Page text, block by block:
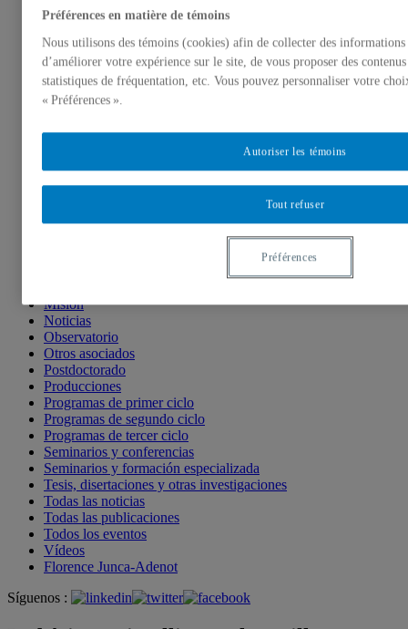
Descripción
Documentos de investigación
Enlaces útiles
Enlaces útiles
Formación colegial
Formación en línea
Frank Hovorka
Inicio
Investigadores
Investigadores
Misión
Noticias
Observatorio
Otros asociados
Postdoctorado
Producciones
Programas de primer ciclo
Programas de segundo ciclo
Programas de tercer ciclo
Seminarios y conferencias
Seminarios y formación especializada
Tesis, disertaciones y otras investigaciones
Todas las noticias
Todas las publicaciones
Todos los eventos
Vídeos
Florence Junca-Adenot
Síguenos :
Préférences en matière de témoins
Nous utilisons des témoins (cookies) afin de collecter des
d’améliorer votre expérience sur le site, de vous proposer des
statistiques de fréquentation, etc. Vous pouvez personnaliser votre
« Préférences ».
Tout refuser
Autoriser les témoins
Préférences